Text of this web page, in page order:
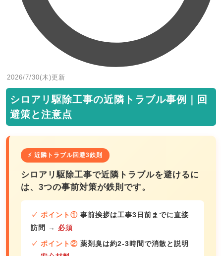
2026/7/30(木)更新
シロアリ駆除工事の近隣トラブル事例｜回
避策と注意点
⚡ 近隣トラブル回避3鉄則
シロアリ駆除工事で近隣トラブルを避けるに
は、3つの事前対策が鉄則です。
✓ ポイント① 事前挨拶は工事3日前までに直接
訪問
→ 必須
✓ ポイント② 薬剤臭は約2-3時間で消散と説明